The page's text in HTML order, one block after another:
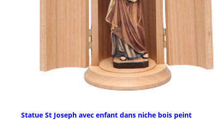
Statue St Joseph avec enfant dans niche bois peint